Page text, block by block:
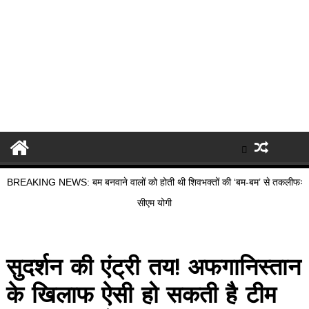
BREAKING NEWS: बम बनवाने वालों को होती थी शिवभक्तों की ‘बम-बम’ से तकलीफः
सीएम योगी
सुदर्शन की एंट्री तय! अफगानिस्तान
के खिलाफ ऐसी हो सकती है टीम